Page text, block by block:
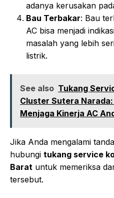
adanya kerusakan
Bau Terbakar: Bau
AC bisa menjadi
masalah yang lebih
listrik.
See also Tukang
Cluster Sutera
Menjaga Kinerja AC
Jika Anda mengalami
hubungi tukang service
Barat untuk memeriksa
tersebut.